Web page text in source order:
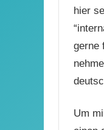
hier
gerne
Um